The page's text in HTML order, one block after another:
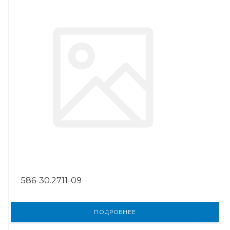
586-30.2711-09
ПОДРОБНЕЕ